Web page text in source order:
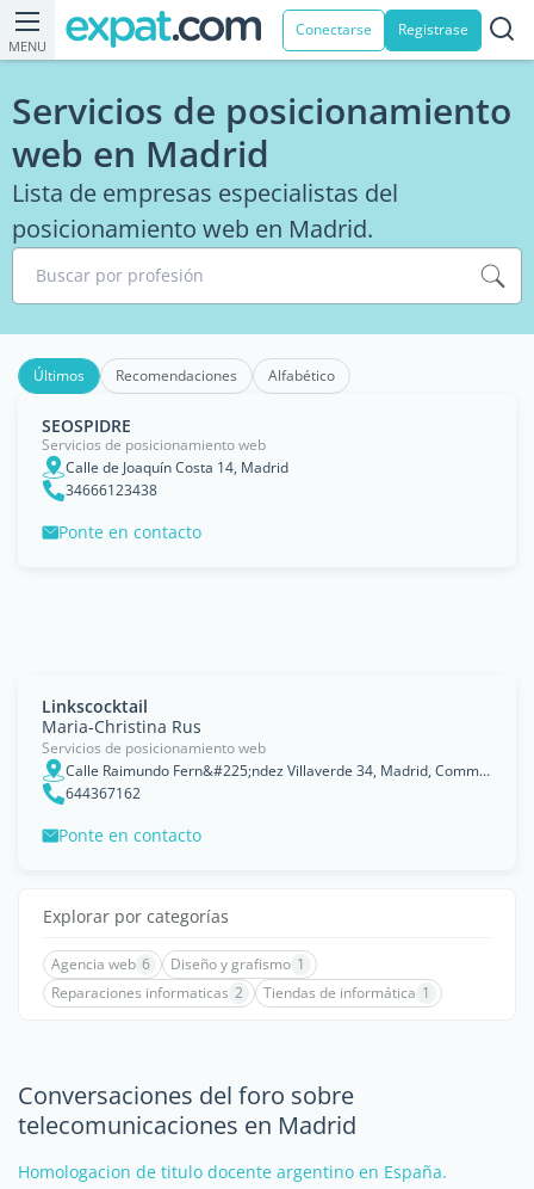
MENU
Conectarse Registrase
Servicios de posicionamiento
web en Madrid
Lista de empresas especialistas del
posicionamiento web en Madrid.
Buscar por profesión
Últimos Recomendaciones Alfabético
SEOSPIDRE
Servicios de posicionamiento web
Calle de Joaquín Costa 14, Madrid
34666123438
Ponte en contacto
Linkscocktail
Maria-Christina Rus
Servicios de posicionamiento web
Calle Raimundo Fern&#225;ndez Villaverde 34, Madrid, Communauté de Madrid
644367162
Ponte en contacto
Explorar por categorías
Agencia web 6 Diseño y grafismo 1
Reparaciones informaticas 2 Tiendas de informática 1
Conversaciones del foro sobre
telecomunicaciones en Madrid
Homologacion de titulo docente argentino en España.